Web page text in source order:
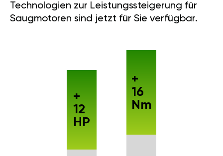
Technologien zur Leistungssteigerung für
Saugmotoren sind jetzt für Sie verfügbar.
+
12
HP
+
16
Nm